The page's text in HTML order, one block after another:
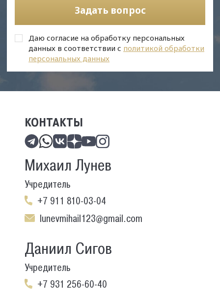
Задать вопрос
Даю согласие на обработку персональных
данных в соответствии с политикой обработки
персональных данных
КОНТАКТЫ
Михаил Лунев
Учредитель
+7 911 810-03-04
lunevmihail123@gmail.com
Даниил Сигов
Учредитель
+7 931 256-60-40